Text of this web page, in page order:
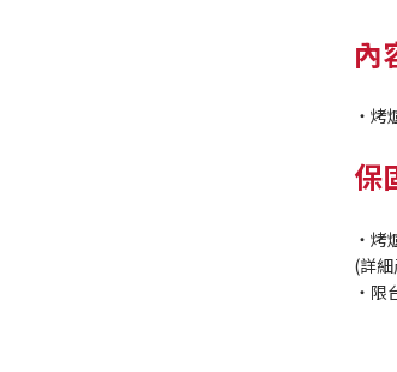
內
・烤
保
・
(詳
・限